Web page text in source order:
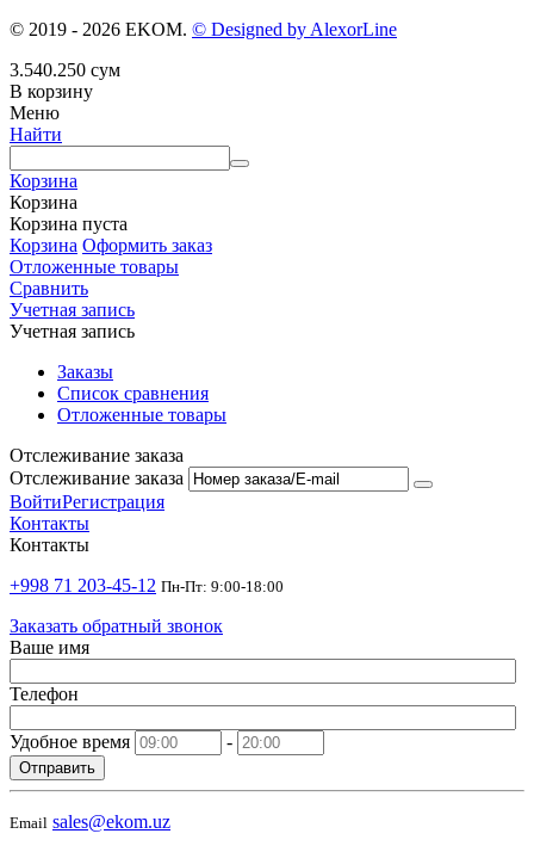
© 2019 - 2026 EKOM. © Designed by AlexorLine
3.540.250 сум
В корзину
Меню
Найти
Корзина
Корзина
Корзина пуста
Корзина Оформить заказ
Отложенные товары
Сравнить
Учетная запись
Учетная запись
Заказы
Список сравнения
Отложенные товары
Отслеживание заказа
Отслеживание заказа
ВойтиРегистрация
Контакты
Контакты
+998 71 203-45-12 Пн-Пт: 9:00-18:00
Заказать обратный звонок
Ваше имя
Телефон
Удобное время -
Отправить
Email sales@ekom.uz